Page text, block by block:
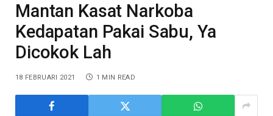
Mantan Kasat Narkoba
Kedapatan Pakai Sabu, Ya
Dicokok Lah
18 FEBRUARI 2021 1 MIN READ